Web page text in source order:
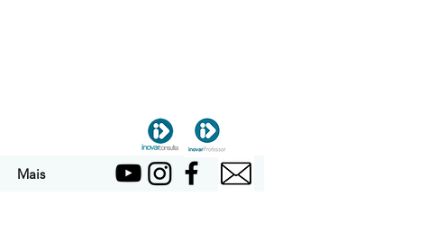
Mais